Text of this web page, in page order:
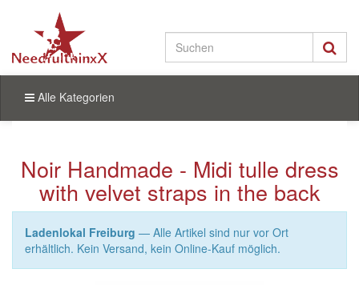
Alle Kategorien
Noir Handmade - Midi tulle dress
with velvet straps in the back
Ladenlokal Freiburg — Alle Artikel sind nur vor Ort
erhältlich. Kein Versand, kein Online-Kauf möglich.